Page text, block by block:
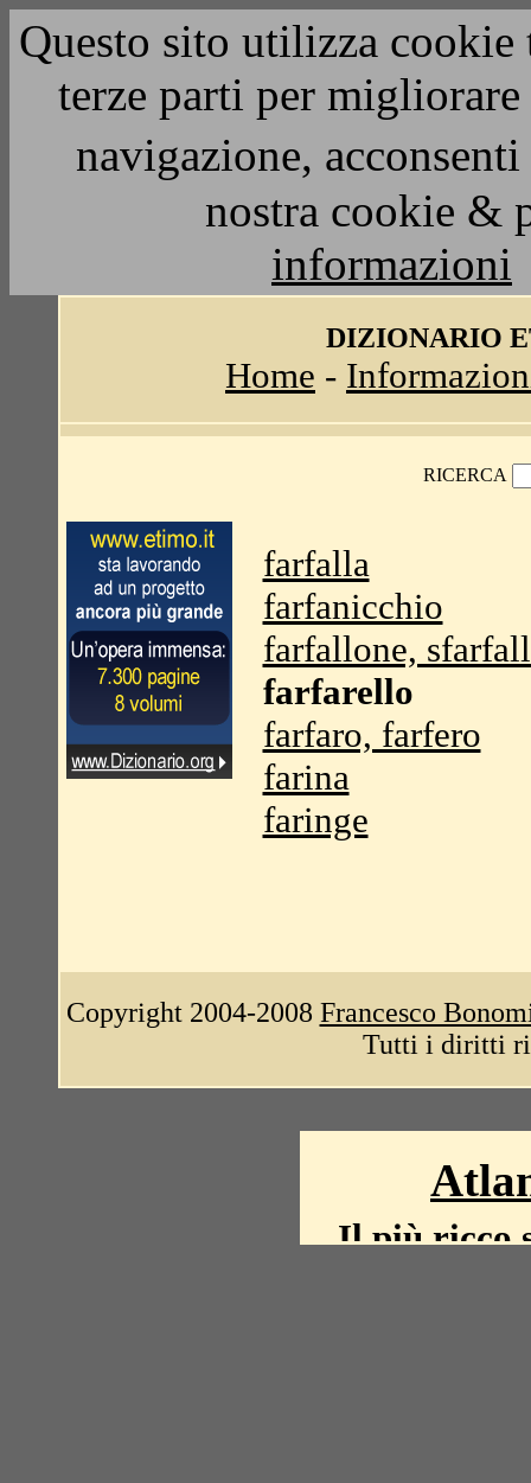
Questo sito utilizza
terze parti per
navigazione,
nostra cookie &
informazioni
DIZIONARIO
Home -
RICERCA
farfalla
farfanicchio
farfallone,
farfarello
farfaro, farfero
farina
faringe
Copyright 2004-2008 Francesco
Tutti i diritti
Il più ricco